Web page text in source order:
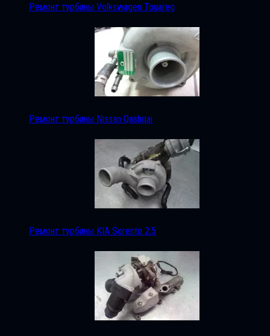
Ремонт турбины Volkswagen Touareg
Ремонт турбины Nissan Qashqai
Ремонт турбины KIA Sorento 2.5